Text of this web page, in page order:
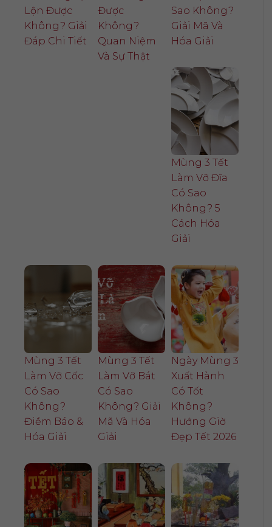
Lộn Được
Không? Giải
Đáp Chi Tiết
Được
Không?
Quan Niệm
Và Sự Thật
Sao Không?
Giải Mã Và
Hóa Giải
Mùng 3 Tết
Làm Vỡ Đĩa
Có Sao
Không? 5
Cách Hóa
Giải
Mùng 3 Tết
Làm Vỡ Cốc
Có Sao
Không?
Điềm Báo &
Hóa Giải
Mùng 3 Tết
Làm Vỡ Bát
Có Sao
Không? Giải
Mã Và Hóa
Giải
Ngày Mùng 3
Xuất Hành
Có Tốt
Không?
Hướng Giờ
Đẹp Tết 2026